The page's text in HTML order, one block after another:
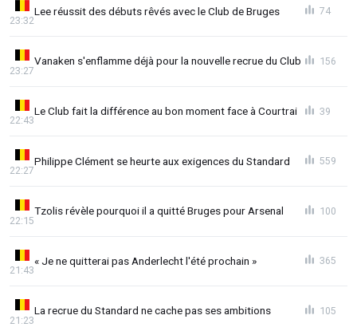
Lee réussit des débuts rêvés avec le Club de Bruges
23:32
74
Vanaken s'enflamme déjà pour la nouvelle recrue du Club
23:27
156
Le Club fait la différence au bon moment face à Courtrai
22:43
39
Philippe Clément se heurte aux exigences du Standard
22:27
559
Tzolis révèle pourquoi il a quitté Bruges pour Arsenal
22:15
100
« Je ne quitterai pas Anderlecht l'été prochain »
21:43
365
La recrue du Standard ne cache pas ses ambitions
21:23
105